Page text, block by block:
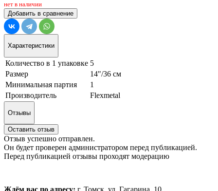
нет в наличии
Добавить в сравнение
Характеристики
Количество в 1 упаковке 5
Размер
14"/36 см
Минимальная партия
1
Производитель
Flexmetal
Отзывы
Оставить отзыв
Отзыв успешно отправлен.
Он будет проверен администратором перед публикацией.
Перед публикацией отзывы проходят модерацию